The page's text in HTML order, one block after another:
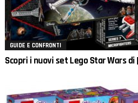
GUIDE E CONFRONTI
Scopri i nuovi set Lego Star Wars